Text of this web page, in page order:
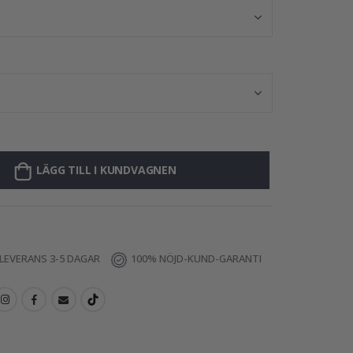
LÄGG TILL I KUNDVAGNEN
LEVERANS 3-5 DAGAR 100% NÖJD-KUND-GARANTI